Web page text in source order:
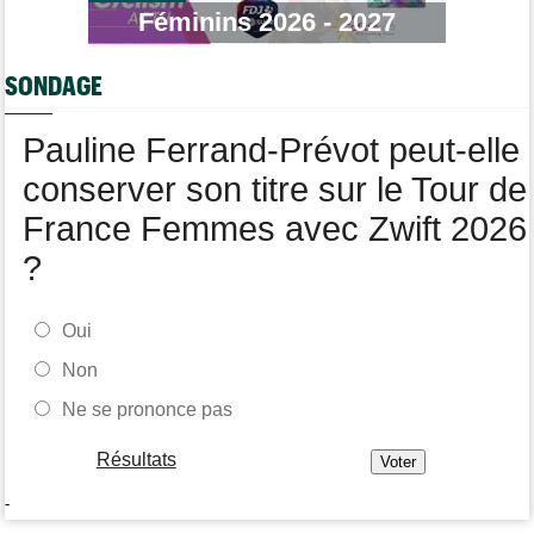
Robert Gesink : "Le cyclisme moderne est beaucoup plus
propre..."
Joao Almeida a dû abandonner après une chute
Féminins 2026 - 2027
SONDAGE
Pauline Ferrand-Prévot peut-elle
conserver son titre sur le Tour de
France Femmes avec Zwift 2026
?
Oui
Non
Ne se prononce pas
Résultats
-